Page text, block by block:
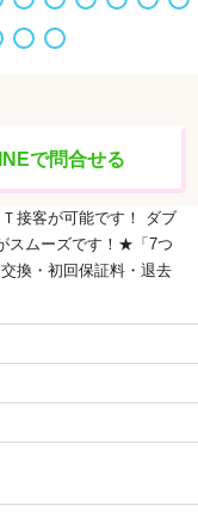
で問合せる
接客が可能です！ ダブ
スムーズです！★「7つ
換・初回保証料・退去